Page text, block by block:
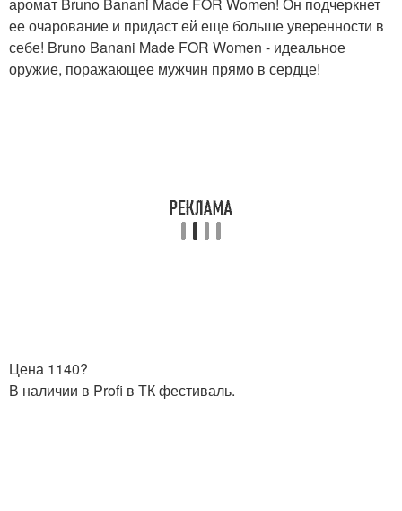
ее очарование и придаст ей еще больше уверенности в
себе! Bruno Banani Made FOR Women - идеальное
оружие, поражающее мужчин прямо в сердце!
Цена 1140?
В наличии в Profi в ТК фестиваль.